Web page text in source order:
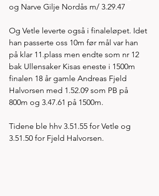
og Narve Gilje Nordås m/ 3.29.47
Og Vetle leverte også i finaleløpet. Idet
han passerte oss 10m før mål var han
på klar 11.plass men endte som nr 12
bak Ullensaker Kisas eneste i 1500m
finalen 18 år gamle Andreas Fjeld
Halvorsen med 1.52.09 som PB på
800m og 3.47.61 på 1500m.
Tidene ble hhv 3.51.55 for Vetle og
3.51.50 for Fjeld Halvorsen.